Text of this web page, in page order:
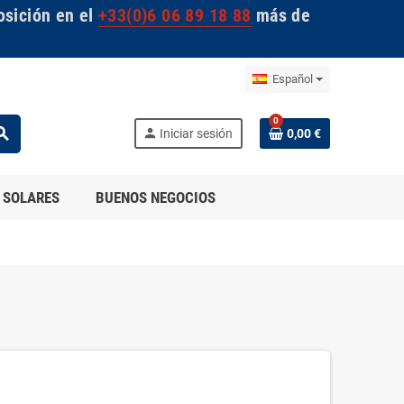
en el+33(0)6 06 89 18 88 más de
Español
person Iniciar sesión
0
0,00 €
BUENOS NEGOCIOS